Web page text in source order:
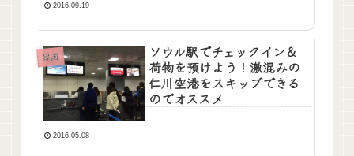
2016.09.19
韓国
ソウル駅でチェックイン＆
荷物を預けよう！激混みの
仁川空港をスキップできる
のでオススメ
2016.05.08